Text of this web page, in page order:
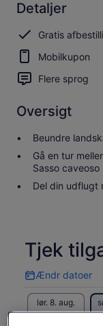
9.6
9.6 ud af 10
Enestående
Se alle 96
anmeldelser
fra
GetYourGuide
Detaljer
Gratis
Mobilkupon
Flere sprog
Oversigt
Beundre
Gå en tur
Sasso caveoso
Del din udflugt
Tjek
Ændr datoer
Ændr
datoer
lør. 8. aug.